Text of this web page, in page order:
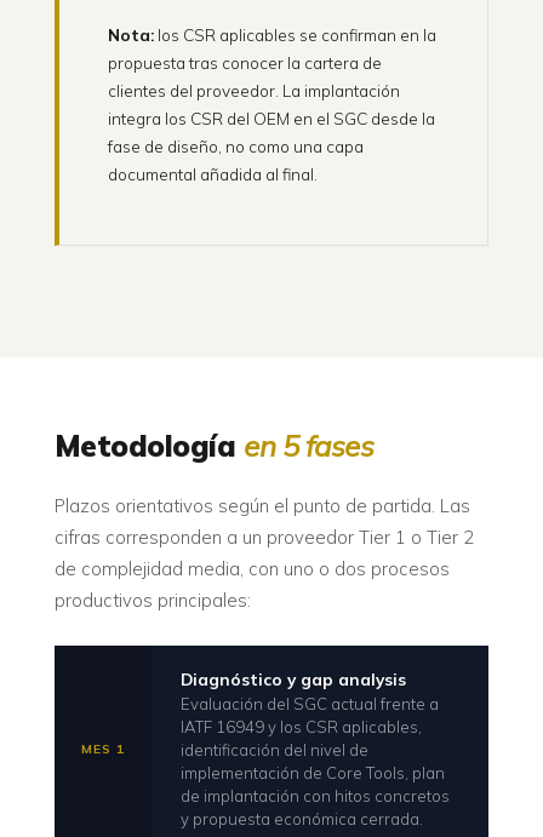
Nota:los CSR aplicables se confirman en la
propuesta tras conocer la cartera de
clientes del proveedor. La implantación
integra los CSR del OEM en el SGC desde la
fase de diseño, no como una capa
documental añadida al final.
Metodología en 5 fases
Plazos orientativos según el punto de partida. Las
cifras corresponden a un proveedor Tier 1 o Tier 2
de complejidad media, con uno o dos procesos
productivos principales:
MES 1
Diagnóstico y gap analysis
Evaluación del SGC actual frente a
IATF 16949 y los CSR aplicables,
identificación del nivel de
implementación de Core Tools, plan
de implantación con hitos concretos
y propuesta económica cerrada.